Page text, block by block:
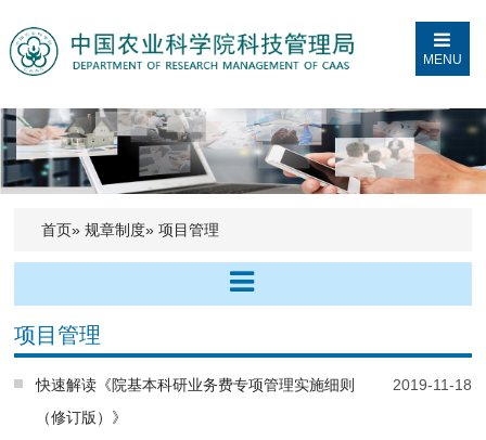
MENU
首页»规章制度» 项目管理
项目管理
2019-11-18
快速解读《院基本科研业务费专项管理实施细则
（修订版）》